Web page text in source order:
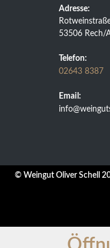
Adresse:
53506 Rech/
Telefon:
02643 8387
Email:
© Weingut Oliver Schell